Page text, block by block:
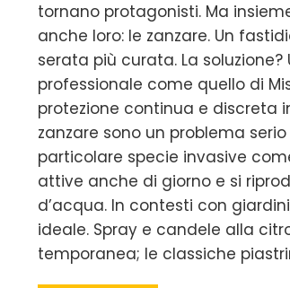
tornano protagonisti. Ma
anche loro: le zanzare. Un
serata più curata. La
professionale come quello di
protezione continua e discreta
zanzare sono un problema
particolare specie invasive
attive anche di giorno e si
d’acqua. In contesti con
ideale. Spray e candele alla
temporanea; le classiche